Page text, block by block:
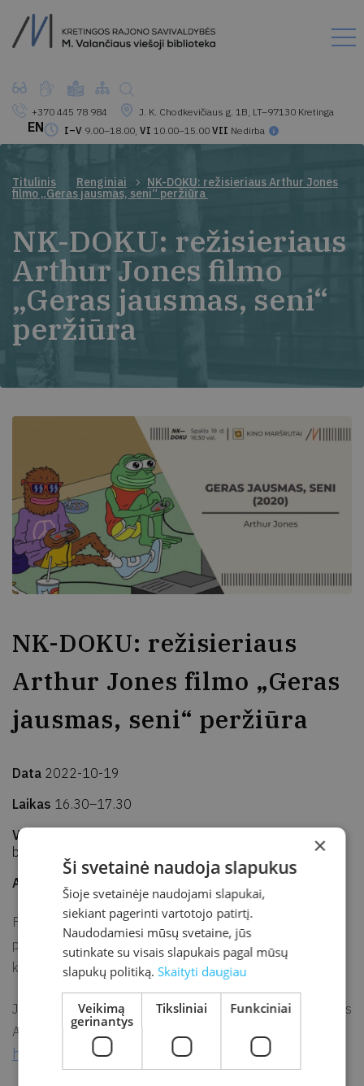
+370 445 78 984
J. K. Chodkevičiaus g. 1B, LT–97130 Kretinga
I–V 9.00–18.00, VI 10.00–15.00 VII Nedirba
EN
Titulinis Renginiai NK-DOKU: režisieriaus Arthur Jones
filmo „Geras jausmas, seni“ peržiūra
NK-DOKU: režisieriaus
Arthur Jones filmo
„Geras jausmas, seni“
peržiūra
NK-DOKU: režisieriaus
Arthur Jones filmo „Geras
jausmas, seni“ peržiūra
Data 2022-10-19
Laikas 16.30–17.30
Vieta
biblioteka, Jaunimo edukacijos erdvė
Adresas
J. K. Chodkevičiaus g. 1B, Kretinga
Festivalis „Nepatogus kinas“ pristatė bendrakūrystės
projektą NK-DOKU, – kad dėmesio vertus filmus pamatytų
kuo daugiau žmonių.
Jaunimo kino klubas „Kino maršrutai“ organizuoja režisieriaus
Arthur Jones filmo „Geras jausmas, seni“ peržiūrą:
https://youtu.be/wXnhuttU1sg.
×
Ši svetainė naudoja slapukus
Šioje svetainėje naudojami slapukai,
siekiant pagerinti vartotojo patirtį.
Naudodamiesi mūsų svetaine, jūs
sutinkate su visais slapukais pagal mūsų
slapukų politiką.Skaityti daugiau
Veikimą
gerinantys
Tiksliniai Funkciniai